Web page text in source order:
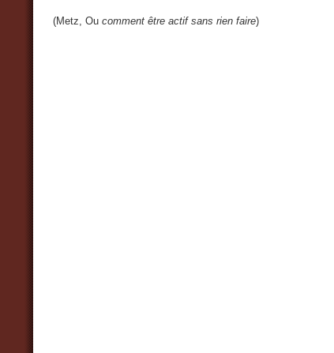
(Metz, Ou comment être actif sans rien faire)